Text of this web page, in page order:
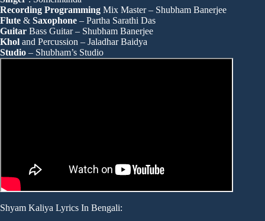
Recording Programming Mix Master – Shubham Banerjee
Flute & Saxophone – Partha Sarathi Das
Guitar Bass Guitar – Shubham Banerjee
Khol and Percussion – Jaladhar Baidya
Studio – Shubham’s Studio
Shyam Kaliya Lyrics In Bengali: